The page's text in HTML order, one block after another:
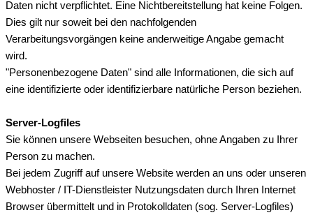
Daten nicht verpflichtet. Eine Nichtbereitstellung hat keine Folgen.
Dies gilt nur soweit bei den nachfolgenden
Verarbeitungsvorgängen keine anderweitige Angabe gemacht
wird.
"Personenbezogene Daten" sind alle Informationen, die sich auf
eine identifizierte oder identifizierbare natürliche Person beziehen.
Server-Logfiles
Sie können unsere Webseiten besuchen, ohne Angaben zu Ihrer
Person zu machen.
Bei jedem Zugriff auf unsere Website werden an uns oder unseren
Webhoster / IT-Dienstleister Nutzungsdaten durch Ihren Internet
Browser übermittelt und in Protokolldaten (sog. Server-Logfiles)